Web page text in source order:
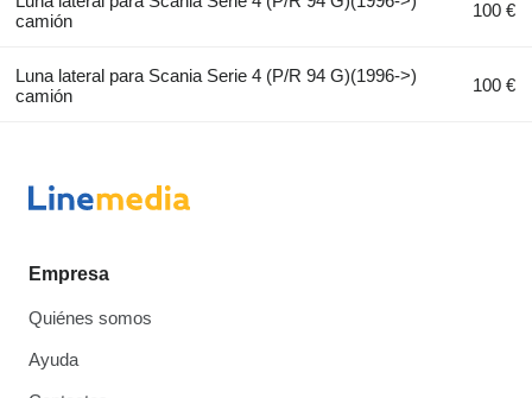
camión
100 €
Luna lateral para Scania Serie 4 (P/R 94 G)(1996->)
camión
100 €
Empresa
Quiénes somos
Ayuda